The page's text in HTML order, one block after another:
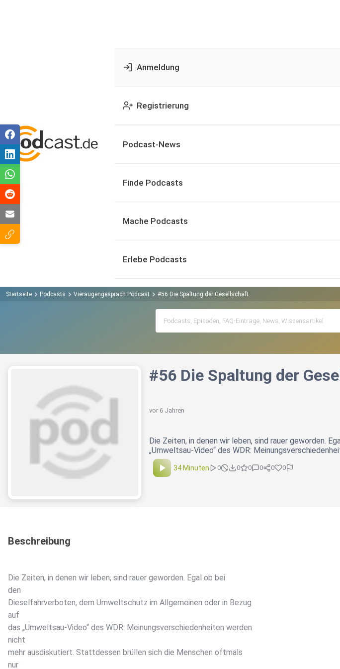
Anmeldung
Registrierung
Podcast-News
Finde Podcasts
Mache Podcasts
Erlebe Podcasts
Startseite Podcasts Vieraugengespräch Podcast #56 Die Spaltung der Gesellschaft
#56 Die Spaltung der
vor 6 Jahren
Die Zeiten, in denen wir leben, sind rauer geworden.
„Umweltsau-Video“ des WDR:
34 Minuten 0 0 0 0 0 0
Beschreibung
Die Zeiten, in denen wir leben, sind rauer geworden. Egal ob bei
den
Dieselfahrverboten, dem Umweltschutz im Allgemeinen oder in Bezug
auf
das „Umweltsau-Video“ des WDR: Meinungsverschiedenheiten werden
nicht
mehr ausdiskutiert. Stattdessen brüllen sich die Menschen oftmals
nur